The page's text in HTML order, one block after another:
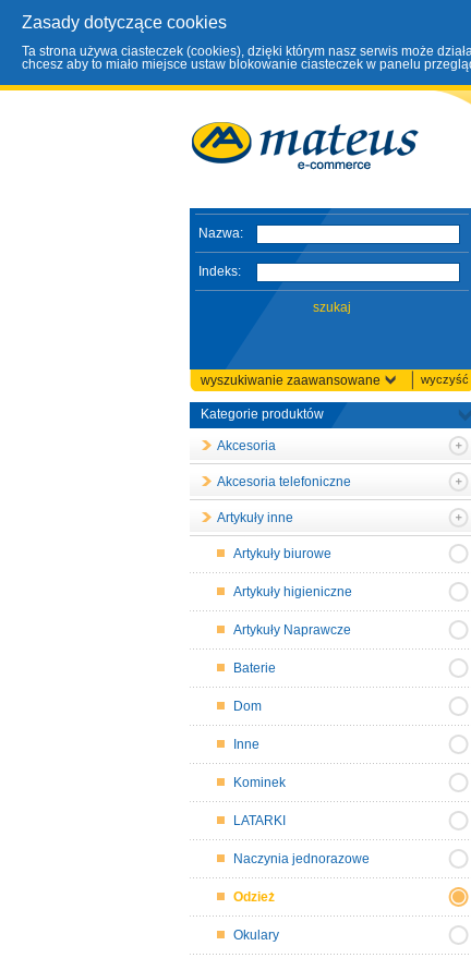
Zasady dotyczące cookies
Ta strona używa ciasteczek (cookies), dzięki którym nasz serwis może
chcesz aby to miało miejsce ustaw blokowanie ciasteczek w panelu
Nazwa:
Indeks:
wyszukiwanie zaawansowane wyczyść
Kategorie produktów
Akcesoria
Akcesoria telefoniczne
Artykuły inne
Artykuły biurowe
Artykuły higieniczne
Artykuły Naprawcze
Baterie
Dom
Inne
Kominek
LATARKI
Naczynia jednorazowe
Odzież
Okulary